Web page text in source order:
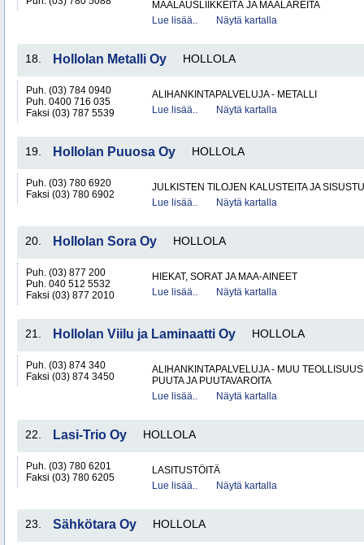
MAALAUSLIIKKEITÄ JA MAALAREITA
Lue lisää..
Näytä kartalla
18. Hollolan Metalli Oy HOLLOLA
Puh. (03) 784 0940
Puh. 0400 716 035
Faksi (03) 787 5539
ALIHANKINTAPALVELUJA - METALLI
Lue lisää..
Näytä kartalla
19. Hollolan Puuosa Oy HOLLOLA
Puh. (03) 780 6920
Faksi (03) 780 6902
JULKISTEN TILOJEN KALUSTEITA JA
Lue lisää..
Näytä kartalla
20. Hollolan Sora Oy HOLLOLA
Puh. (03) 877 200
Puh. 040 512 5532
Faksi (03) 877 2010
HIEKAT, SORAT JA MAA-AINEET
Lue lisää..
Näytä kartalla
21. Hollolan Viilu ja Laminaatti Oy HOLLOLA
Puh. (03) 874 340
Faksi (03) 874 3450
ALIHANKINTAPALVELUJA - MUU TEOLLISUUS
PUUTA JA PUUTAVAROITA
Lue lisää..
Näytä kartalla
22. Lasi-Trio Oy HOLLOLA
Puh. (03) 780 6201
Faksi (03) 780 6205
LASITUSTÖITÄ
Lue lisää..
Näytä kartalla
23. Sähkötara Oy HOLLOLA